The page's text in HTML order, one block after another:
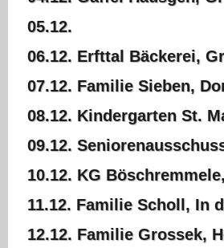
05.12.
06.12. Erfttal Bäckerei,
07.12. Familie Sieben,
08.12. Kindergarten St.
09.12.
10.12. KG
11.12. Familie Scholl, In
12.12. Familie Grossek,